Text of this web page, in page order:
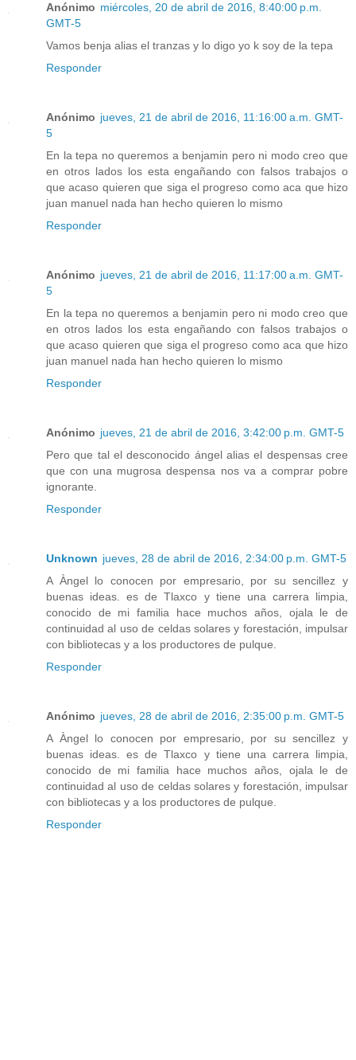
Anónimo miércoles, 20 de abril de 2016, 8:40:00 p.m.
GMT-5
Vamos benja alias el tranzas y lo digo yo k soy de la tepa
Responder
Anónimo jueves, 21 de abril de 2016, 11:16:00 a.m. GMT-
5
En la tepa no queremos a benjamin pero ni modo creo que
en otros lados los esta engañando con falsos trabajos o
que acaso quieren que siga el progreso como aca que hizo
juan manuel nada han hecho quieren lo mismo
Responder
Anónimo jueves, 21 de abril de 2016, 11:17:00 a.m. GMT-
5
En la tepa no queremos a benjamin pero ni modo creo que
en otros lados los esta engañando con falsos trabajos o
que acaso quieren que siga el progreso como aca que hizo
juan manuel nada han hecho quieren lo mismo
Responder
Anónimo jueves, 21 de abril de 2016, 3:42:00 p.m. GMT-5
Pero que tal el desconocido ángel alias el despensas cree
que con una mugrosa despensa nos va a comprar pobre
ignorante.
Responder
Unknown jueves, 28 de abril de 2016, 2:34:00 p.m. GMT-5
A Àngel lo conocen por empresario, por su sencillez y
buenas ideas. es de Tlaxco y tiene una carrera limpia,
conocido de mi familia hace muchos años, ojala le de
continuidad al uso de celdas solares y forestación, impulsar
con bibliotecas y a los productores de pulque.
Responder
Anónimo jueves, 28 de abril de 2016, 2:35:00 p.m. GMT-5
A Àngel lo conocen por empresario, por su sencillez y
buenas ideas. es de Tlaxco y tiene una carrera limpia,
conocido de mi familia hace muchos años, ojala le de
continuidad al uso de celdas solares y forestación, impulsar
con bibliotecas y a los productores de pulque.
Responder